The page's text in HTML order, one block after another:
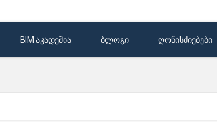
BIM აკადემია ბლოგი ღონისძიებები